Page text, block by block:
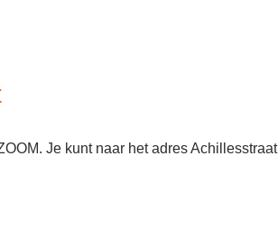
Je kunt naar het adres Achillesstraat